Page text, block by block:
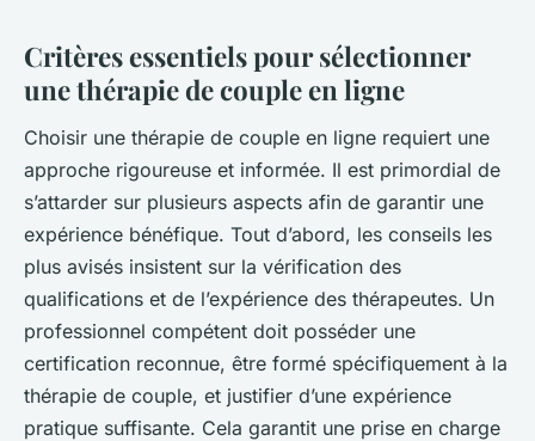
Critères essentiels pour sélectionner
une thérapie de couple en ligne
Choisir une thérapie de couple en ligne requiert une
approche rigoureuse et informée. Il est primordial de
s’attarder sur plusieurs aspects afin de garantir une
expérience bénéfique. Tout d’abord, les conseils les
plus avisés insistent sur la vérification des
qualifications et de l’expérience des thérapeutes. Un
professionnel compétent doit posséder une
certification reconnue, être formé spécifiquement à la
thérapie de couple, et justifier d’une expérience
pratique suffisante. Cela garantit une prise en charge